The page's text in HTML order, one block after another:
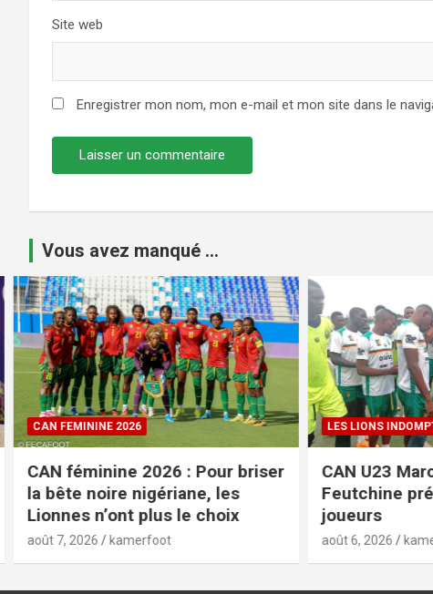
Site web
Enregistrer mon nom, mon e-mail et mon site dans le
Vous avez manqué ...
LES LIONS INDOMPTABLES
CAN U23 Maroc 2027 : Guy
Feutchine présélectionne 30
joueurs
août 6, 2026 kamerfoot
COUPE DU
Coupe du
finale
août 6, 2026